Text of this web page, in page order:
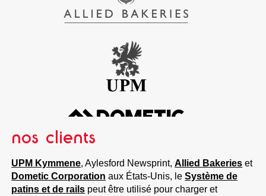
nos clients
UPM Kymmene, Aylesford Newsprint,Allied Bakeries et
Dometic Corporation aux États-Unis, leSystème de
patins et de rails peut être utilisé pour charger et